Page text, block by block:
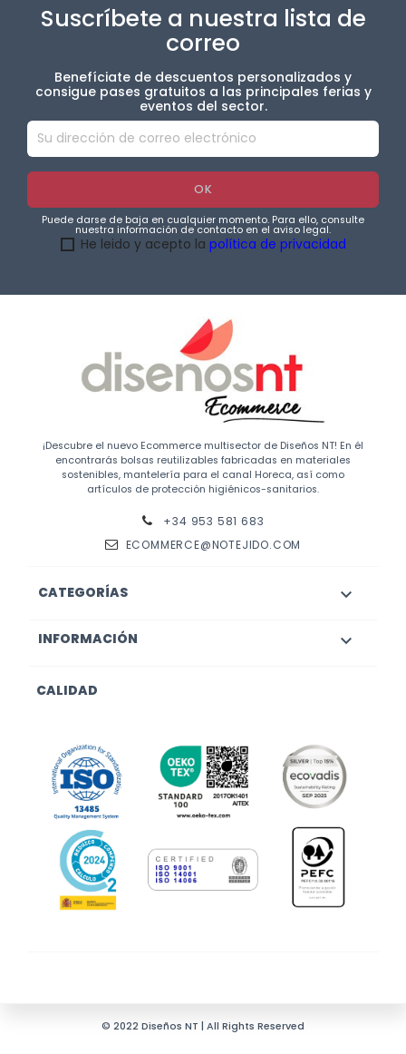
Suscríbete a nuestra lista de
correo
Benefíciate de descuentos personalizados y
consigue pases gratuitos a las principales ferias y
eventos del sector.
Puede darse de baja en cualquier momento. Para ello, consulte
nuestra información de contacto en el aviso legal.
He leido y acepto la política de privacidad
¡Descubre el nuevo Ecommerce multisector de Diseños NT! En él
encontrarás bolsas reutilizables fabricadas en materiales
sostenibles, mantelería para el canal Horeca, así como
artículos de protección higiénicos-sanitarios.
+34 953 581 683
ECOMMERCE@NOTEJIDO.COM
CATEGORÍAS 
INFORMACIÓN 
CALIDAD
© 2022 Diseños NT | All Rights Reserved